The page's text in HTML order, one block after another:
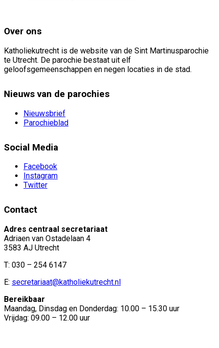
Over ons
Katholiekutrecht is de website van de Sint Martinusparochie
te Utrecht. De parochie bestaat uit elf
geloofsgemeenschappen en negen locaties in de stad.
Nieuws van de parochies
Nieuwsbrief
Parochieblad
Social Media
Facebook
Instagram
Twitter
Contact
Adres centraal secretariaat
Adriaen van Ostadelaan 4
3583 AJ Utrecht
T: 030 – 254 6147
E: secretariaat@katholiekutrecht.nl
Bereikbaar
Maandag, Dinsdag en Donderdag: 10.00 – 15.30 uur
Vrijdag: 09.00 – 12.00 uur